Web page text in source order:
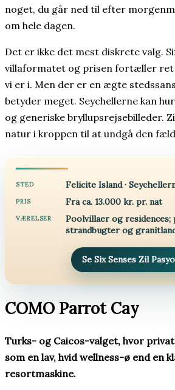
noget, du går ned til efter
om hele dagen.
Det er ikke det mest diskrete valg.
villaformatet og prisen fortæller ret
vi er i. Men der er en ægte
betyder meget. Seychellerne kan
og generiske bryllupsrejsebilleder.
natur i kroppen til at undgå den
STED Felicite Island ·
PRIS Fra ca. 13.000 kr. pr. nat
VÆRELSER
Poolvillaer og residences;
strandbugter og
Se Six Senses Zil
COMO Parrot Cay
Turks- og Caicos-valget, hvor
som en lav, hvid wellness-ø end en
resortmaskine.